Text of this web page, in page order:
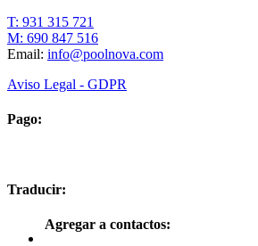
T: 931 315 721
M: 690 847 516
Email: info@poolnova.com
Aviso Legal - GDPR
Pago:
Traducir:
Agregar a contactos: